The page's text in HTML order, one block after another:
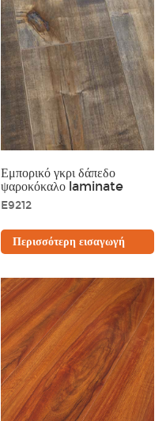
Εμπορικό γκρι δάπεδο
ψαροκόκαλο laminate
E9212
Περισσότερη εισαγωγή